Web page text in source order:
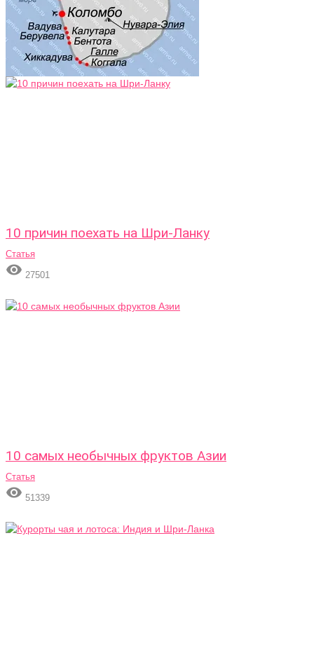
10 причин поехать на Шри-Ланку
Статья
 27501
10 самых необычных фруктов Азии
Статья
 51339